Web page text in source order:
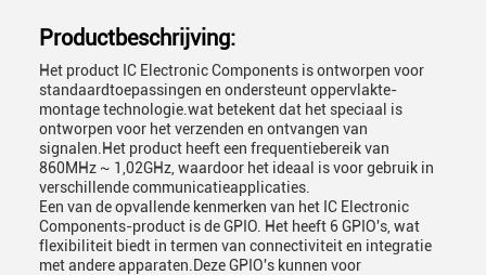
Productbeschrijving:
Het product IC Electronic Components is ontworpen voor
standaardtoepassingen en ondersteunt oppervlakte-
montage technologie.wat betekent dat het speciaal is
ontworpen voor het verzenden en ontvangen van
signalen.Het product heeft een frequentiebereik van
860MHz ~ 1,02GHz, waardoor het ideaal is voor gebruik in
verschillende communicatieapplicaties.
Een van de opvallende kenmerken van het IC Electronic
Components-product is de GPIO. Het heeft 6 GPIO's, wat
flexibiliteit biedt in termen van connectiviteit en integratie
met andere apparaten.Deze GPIO's kunnen voor